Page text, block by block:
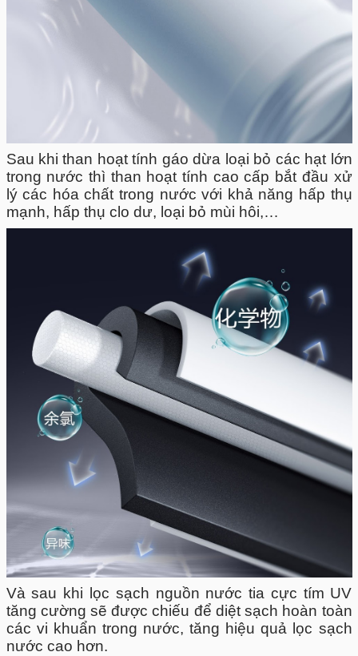
Sau khi than hoạt tính gáo dừa loại bỏ các hạt lớn
trong nước thì than hoạt tính cao cấp bắt đầu xử
lý các hóa chất trong nước với khả năng hấp thụ
mạnh, hấp thụ clo dư, loại bỏ mùi hôi,…
Và sau khi lọc sạch nguồn nước tia cực tím UV
tăng cường sẽ được chiếu để diệt sạch hoàn toàn
các vi khuẩn trong nước, tăng hiệu quả lọc sạch
nước cao hơn.